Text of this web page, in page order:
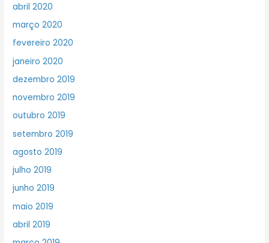
abril 2020
março 2020
fevereiro 2020
janeiro 2020
dezembro 2019
novembro 2019
outubro 2019
setembro 2019
agosto 2019
julho 2019
junho 2019
maio 2019
abril 2019